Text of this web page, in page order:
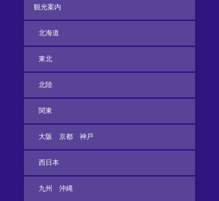
観光案内
北海道
東北
北陸
関東
大阪 京都 神戸
西日本
九州 沖縄